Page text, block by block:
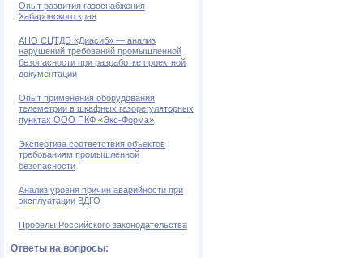
Опыт развития газоснабжения
Хабаровского края
АНО СЦТДЭ «Диасиб» — анализ
нарушений требований промышленной
безопасности при разработке проектной
документации
Опыт применения оборудования
телеметрии в шкафных газорегуляторных
пунктах ООО ПКФ «Экс-Форма»
Экспертиза соответствия объектов
требованиям промышленной
безопасности
Анализ уровня причин аварийности при
эксплуатации ВДГО
Пробелы Российского законодательства
Ответы на вопросы: